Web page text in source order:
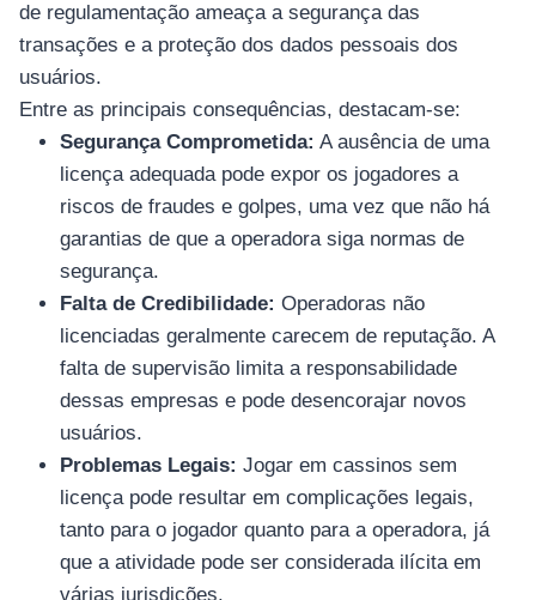
de regulamentação ameaça a segurança das
transações e a proteção dos dados pessoais dos
usuários.
Entre as principais consequências, destacam-se:
Segurança Comprometida: A ausência de uma
licença adequada pode expor os jogadores a
riscos de fraudes e golpes, uma vez que não há
garantias de que a operadora siga normas de
segurança.
Falta de Credibilidade: Operadoras não
licenciadas geralmente carecem de reputação. A
falta de supervisão limita a responsabilidade
dessas empresas e pode desencorajar novos
usuários.
Problemas Legais: Jogar em cassinos sem
licença pode resultar em complicações legais,
tanto para o jogador quanto para a operadora, já
que a atividade pode ser considerada ilícita em
várias jurisdições.